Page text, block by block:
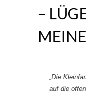
–
„Die
auf die